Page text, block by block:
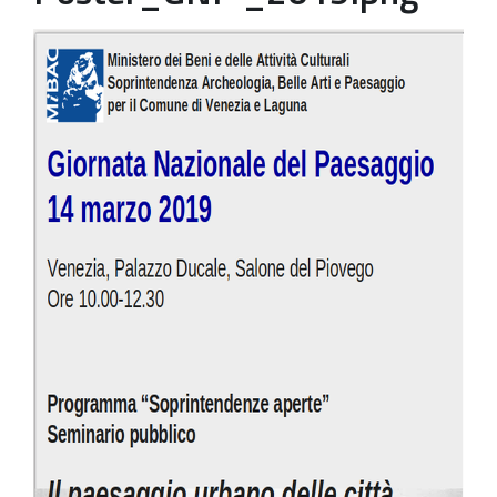
Patrimonio Storico-Artistico
Ufficio Esportazione
Ufficio Tutela
Servizi
Contatti